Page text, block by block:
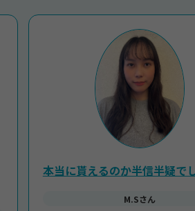
本当に貰えるのか半信半疑でし
M.Sさん